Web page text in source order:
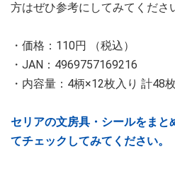
方はぜひ参考にしてみてくださ
・価格：110円 （税込）
・JAN：4969757169216
・内容量：4柄×12枚入り 計48枚
セリアの文房具・シールをま
てチェックしてみてください。